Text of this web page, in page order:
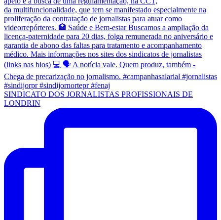
SINDICATO DOS JORNALISTAS PROFISSIONAIS DE
LONDRIN